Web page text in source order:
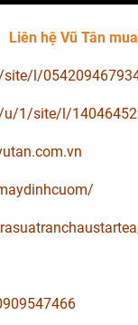
Liên hệ Vũ Tân
l/
1/site/l/